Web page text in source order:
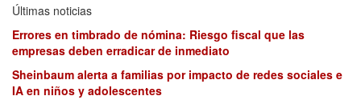
Últimas noticias
Errores en timbrado de nómina: Riesgo fiscal que las
empresas deben erradicar de inmediato
Sheinbaum alerta a familias por impacto de redes sociales e
IA en niños y adolescentes